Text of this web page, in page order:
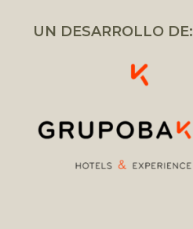
UN DESARROLLO DE: